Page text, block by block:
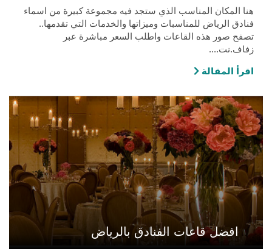
هنا المكان المناسب الذي ستجد فيه مجموعة كبيرة من اسماء
فنادق الرياض للمناسبات وميزاتها والخدمات التي تقدمها..
تصفح صور هذه القاعات واطلب السعر مباشرة عبر
زفاف.نت....
اقرأ المقالة
افضل قاعات الفنادق بالرياض